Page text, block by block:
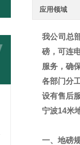
应用领域
我公司总
磅，可连
服务，确
各部门分
设有售后
宁波14米
一、地磅